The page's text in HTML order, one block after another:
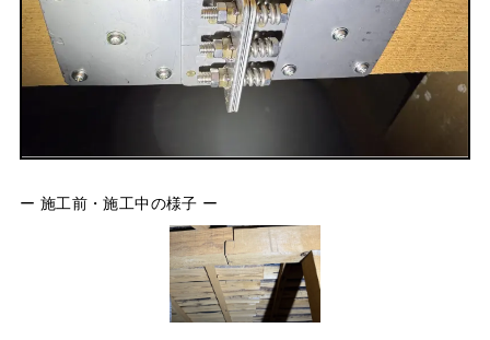
ー 施工前・施工中の様子 ー